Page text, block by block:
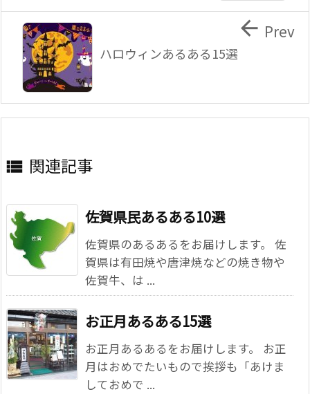
ハロウィンあるある15選
 Prev
 関連記事
佐賀県民あるある10選
佐賀県のあるあるをお届けします。 佐
賀県は有田焼や唐津焼などの焼き物や
佐賀牛、は ...
お正月あるある15選
お正月あるあるをお届けします。 お正
月はおめでたいもので挨拶も「あけま
しておめで ...